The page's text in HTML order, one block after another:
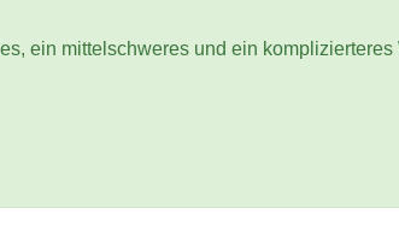
ein mittelschweres und ein